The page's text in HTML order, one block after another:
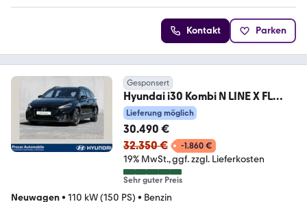
Kontakt Parken
Gesponsert
Hyundai i30 Kombi N LINE X FL
Kombi 1.6 T-GDI 150PS 7-DC
Lieferung möglich
30.490 €
32.350 €
-1.860 €
19% MwSt. ggf. zzgl. Lieferkosten
Sehr guter Preis
Neuwagen• 110 kW (150 PS) • Benzin